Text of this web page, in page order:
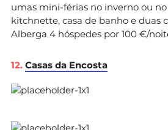
umas mini-férias no inverno ou no
kitchnette, casa de banho e duas
Alberga 4 hóspedes por 100 €/
12. Casas da Encosta